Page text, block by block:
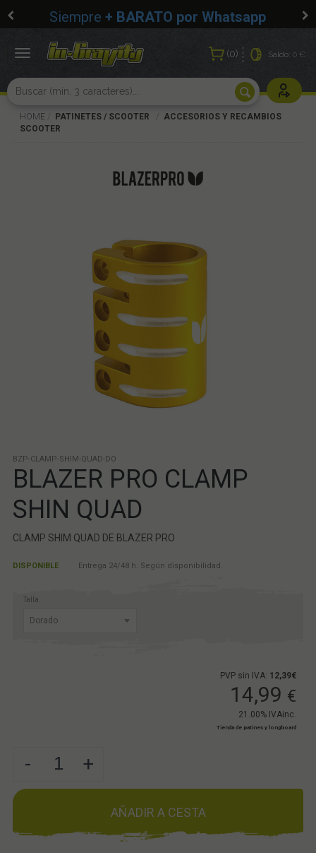
Siempre + BARATO por Whatsapp
0 Saldo:0 €
Usuarios
Toggle
HOME PATINETES / SCOOTER
ACCESORIOS Y RECAMBIOS
SCOOTER
BZP-CLAMP-SHIM-QUAD-DO
BLAZER PRO CLAMP
SHIN QUAD
CLAMP SHIM QUAD DE BLAZER PRO
DISPONIBLE Entrega 24/48 h. Según disponibilidad.
Talla
PVP sin IVA: 12,39€
14,99 €
21.00% IVAinc.
Tienda de patines y longboard
- +
AÑADIR A CESTA